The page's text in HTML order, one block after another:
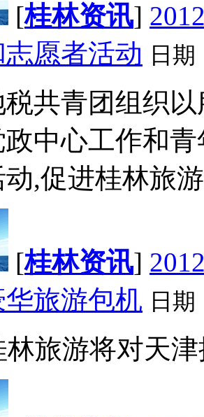
[桂林资讯]
愿者活动 日期
共青团组织
政中心工作和
,促进桂林旅
[桂林资讯]
华旅游包机 日期
林旅游将对天